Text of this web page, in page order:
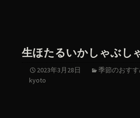
生ほたるいかしゃぶし
2023年3月28日 季節のおす
kyoto